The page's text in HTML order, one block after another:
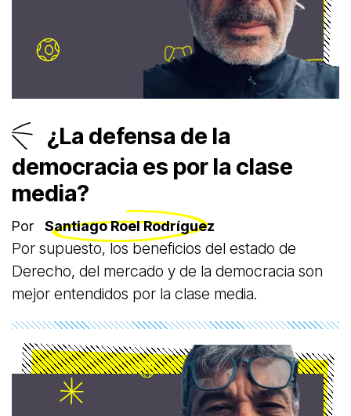
¿La defensa de la
democracia es por la clase
media?
Por Santiago Roel Rodríguez
Por supuesto, los beneficios del estado de
Derecho, del mercado y de la democracia son
mejor entendidos por la clase media.